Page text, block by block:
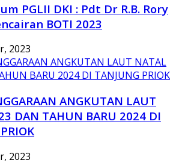
PGLII DKI : Pdt Dr R.B. Rory
BOTI 2023
2023
ANGKUTAN LAUT
DAN TAHUN BARU 2024 DI
2023